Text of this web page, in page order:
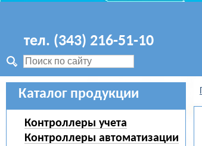
тел. (343) 216-51-10
Каталог продукции
Контроллеры учета
Контроллеры автоматизации